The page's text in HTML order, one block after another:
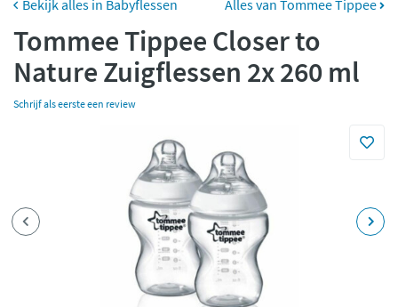
Betaal met Klarna
Babyflessen Alles van Tommee Tippee
Tommee Tippee Closer to
Nature Zuigflessen 2x 260 ml
Schrijf als eerste een review